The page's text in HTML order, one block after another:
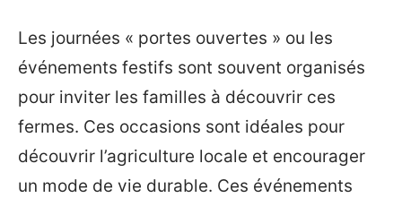
Les journées « portes ouvertes » ou les
événements festifs sont souvent organisés
pour inviter les familles à découvrir ces
fermes. Ces occasions sont idéales pour
découvrir l’agriculture locale et encourager
un mode de vie durable. Ces événements